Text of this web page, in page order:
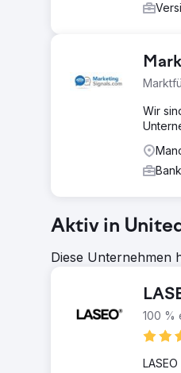
Wir
Aktiv in
Diese Unternehmen
100 %